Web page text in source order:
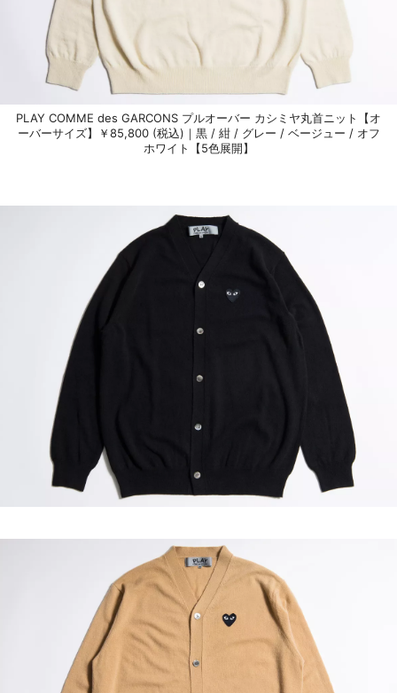
PLAY COMME des GARCONS プルオーバー カシミヤ丸首ニット【オ
ーバーサイズ】￥85,800 (税込)｜黒 / 紺 / グレー / ベージュー / オフ
ホワイト【5色展開】